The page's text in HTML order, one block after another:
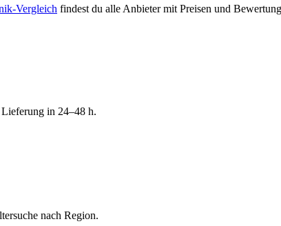
Vergleich findest du alle Anbieter mit Preisen und
in 24–48 h.
nach Region.